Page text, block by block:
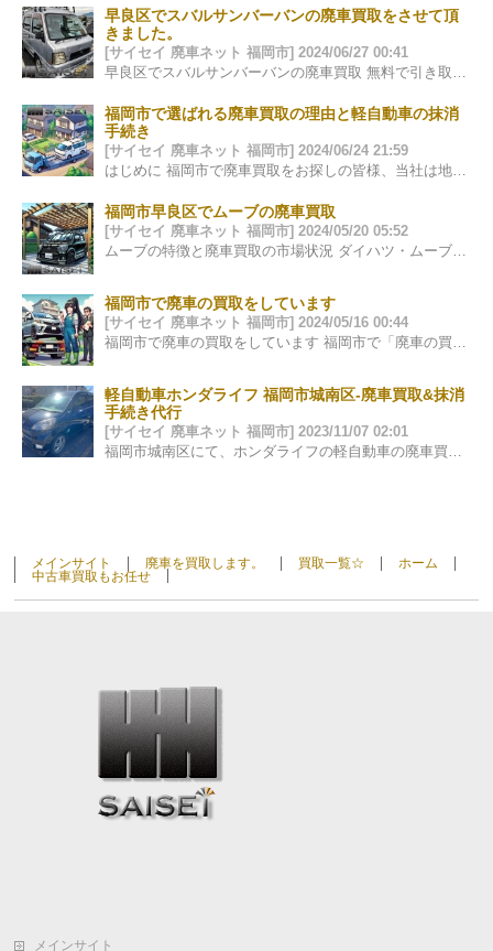
早良区でスバルサンバーバンの廃車買取をさせて頂
きました。
[サイセイ 廃車ネット 福岡市] 2024/06/27 00:41
早良区でスバルサンバーバンの廃車買取 無料で引き取りと抹消手続きを実施 この度、早良区でスバルサンバーバンの廃車買取を実施させていただきました…
福岡市で選ばれる廃車買取の理由と軽自動車の抹消
手続き
[サイセイ 廃車ネット 福岡市] 2024/06/24 21:59
はじめに 福岡市で廃車買取をお探しの皆様、当社は地元福岡を基点に信頼と実績を積み重ねて参りました。多くのお客様に支持される理由は、透明性の高い…
福岡市早良区でムーブの廃車買取
[サイセイ 廃車ネット 福岡市] 2024/05/20 05:52
ムーブの特徴と廃車買取の市場状況 ダイハツ・ムーブは、そのコンパクトなサイズと経済性で多くのドライバーに愛されてきました。福岡市…
福岡市で廃車の買取をしています
[サイセイ 廃車ネット 福岡市] 2024/05/16 00:44
福岡市で廃車の買取をしています 福岡市で「廃車の買取」をお考えの皆様、当社は廃車やスクラップ車の買取を専門に行っています。面倒な手続きをす…
軽自動車ホンダライフ 福岡市城南区-廃車買取&抹消
手続き代行
[サイセイ 廃車ネット 福岡市] 2023/11/07 02:01
福岡市城南区にて、ホンダライフの軽自動車の廃車買取をさせて頂きました。 引き取り、抹消手続きは無料で行なっております。新しい車が来るとの事でし…
メインサイト 廃車を買取します。 買取一覧☆
ホーム
中古車買取もお任せ
メインサイト